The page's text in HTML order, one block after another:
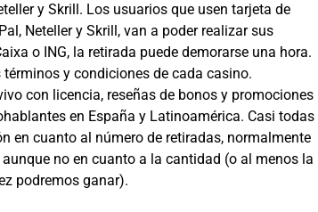
y Skrill. Los usuarios que usen tarjeta de
Neteller y Skrill, van a poder realizar sus
o ING, la retirada puede demorarse una hora.
y condiciones de cada casino.
con licencia, reseñas de bonos y promociones
en España y Latinoamérica. Casi todas
en cuanto al número de retiradas, normalmente
no en cuanto a la cantidad (o al menos la
podremos ganar).